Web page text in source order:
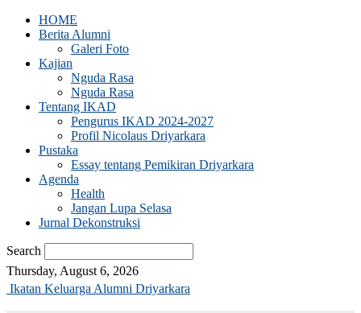
HOME
Berita Alumni
Galeri Foto
Kajian
Nguda Rasa
Nguda Rasa
Tentang IKAD
Pengurus IKAD 2024-2027
Profil Nicolaus Driyarkara
Pustaka
Essay tentang Pemikiran Driyarkara
Agenda
Health
Jangan Lupa Selasa
Jurnal Dekonstruksi
Search
Thursday, August 6, 2026
Ikatan Keluarga Alumni Driyarkara